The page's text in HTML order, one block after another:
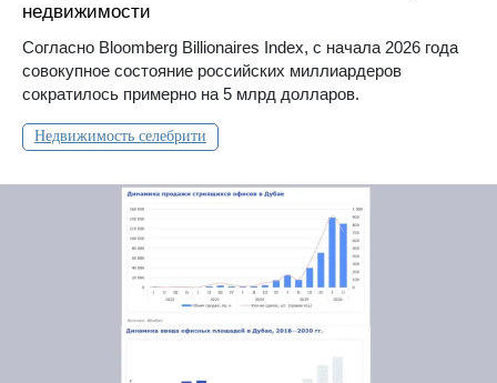
недвижимости
Согласно Bloomberg Billionaires Index, с начала 2026 года
совокупное состояние российских миллиардеров
сократилось примерно на 5 млрд долларов.
Недвижимость селебрити